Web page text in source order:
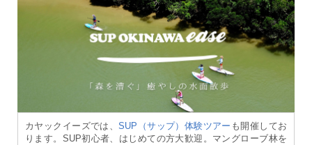
カヤックイーズでは、SUP（サップ）体験ツアー も開催してお
ります。SUP初心者、はじめての方大歓迎。マングローブ林を